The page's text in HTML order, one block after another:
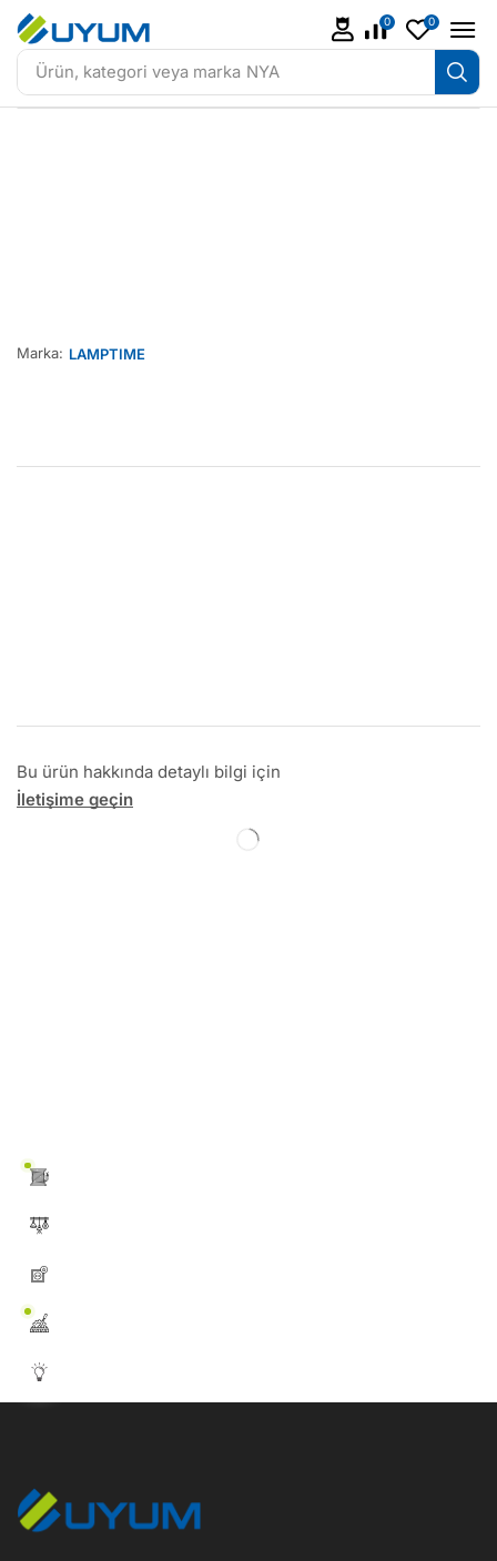
Ürün, kategori veya marka NYA
0 0
Marka: LAMPTIME
Bu ürün hakkında detaylı bilgi için
İletişime geçin